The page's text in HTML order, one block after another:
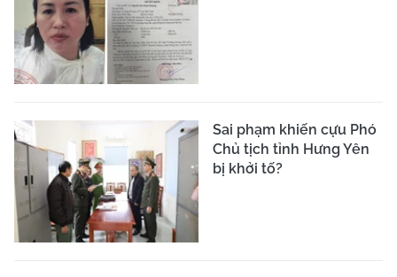
Sai phạm khiến cựu Phó
Chủ tịch tỉnh Hưng Yên
bị khởi tố?